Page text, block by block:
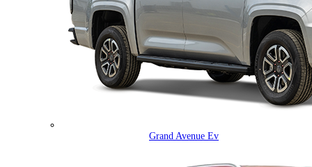
Grand Avenue Ev